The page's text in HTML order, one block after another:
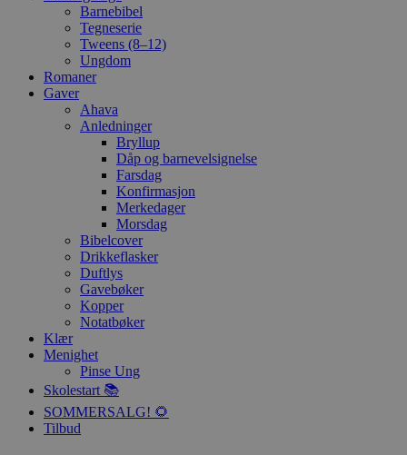
Barnebibel
Tegneserie
Tweens (8–12)
Ungdom
Romaner
Gaver
Ahava
Anledninger
Bryllup
Dåp og barnevelsignelse
Farsdag
Konfirmasjon
Merkedager
Morsdag
Bibelcover
Drikkeflasker
Duftlys
Gavebøker
Kopper
Notatbøker
Klær
Menighet
Pinse Ung
Skolestart 📚
SOMMERSALG! 🌻
Tilbud